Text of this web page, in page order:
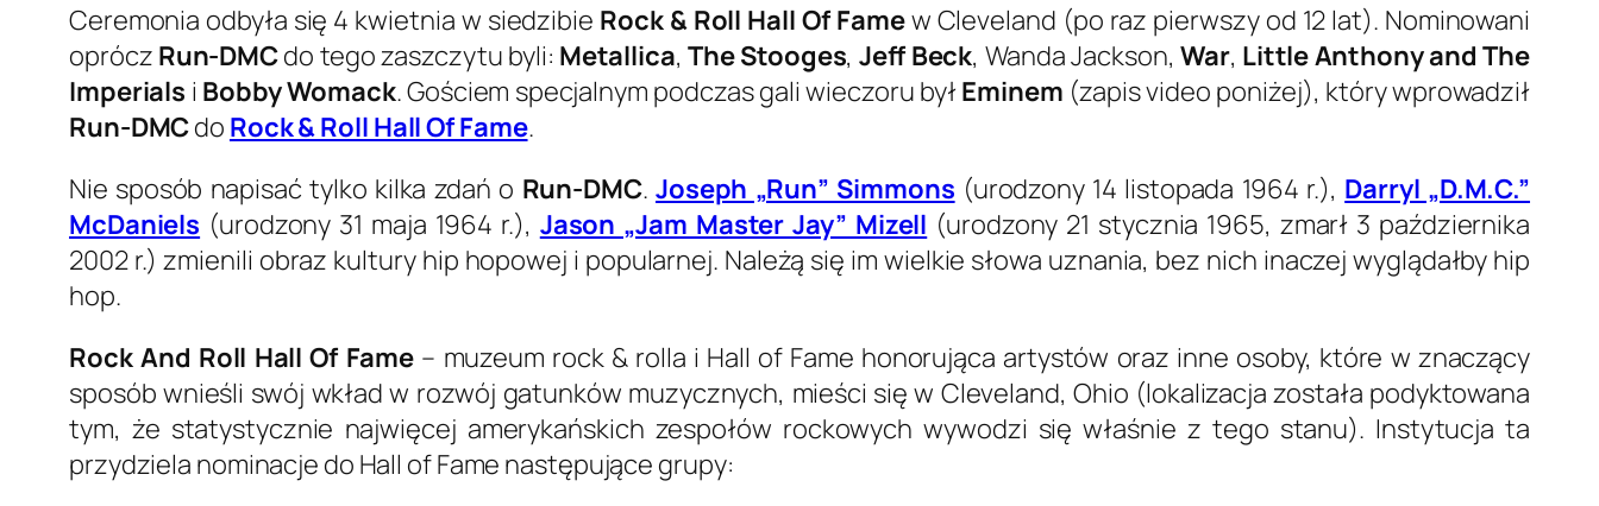
Ceremonia odbyła się 4 kwietnia w siedzibie Rock & Roll Hall Of Famew Cleveland (po raz pierwszy od 12 lat). Nominowani
oprócz Run-DMCdo tego zaszczytu byli: Metallica,The Stooges, Jeff Beck, Wanda Jackson, War, Little Anthony and The
Imperials i Bobby Womack. Gościem specjalnym podczas gali wieczoru byłEminem (zapis video poniżej), który wprowadził
Run-DMCdo Rock & Roll Hall Of Fame.
Nie sposób napisać tylko kilka zdań o Run-DMC. Joseph „Run” Simmons (urodzony 14 listopada 1964 r.), Darryl „D.M.C.”
McDaniels (urodzony 31 maja 1964 r.), Jason „Jam Master Jay” Mizell (urodzony 21 stycznia 1965, zmarł 3 października
2002 r.) zmienili obraz kultury hip hopowej i popularnej. Należą się im wielkie słowa uznania, bez nich inaczej wyglądałby hip
hop.
Rock And Roll Hall Of Fame – muzeum rock & rolla i Hall of Fame honorująca artystów oraz inne osoby, które w znaczący
sposób wnieśli swój wkład w rozwój gatunków muzycznych, mieści się w Cleveland, Ohio (lokalizacja została podyktowana
tym, że statystycznie najwięcej amerykańskich zespołów rockowych wywodzi się właśnie z tego stanu). Instytucja ta
przydziela nominacje do Hall of Fame następujące grupy: